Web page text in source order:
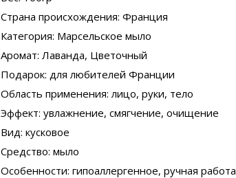
Страна происхождения: Франция
Категория: Марсельское мыло
Аромат: Лаванда, Цветочный
Подарок: для любителей Франции
Область применения: лицо, руки, тело
Эффект: увлажнение, смягчение, очищение
Вид: кусковое
Средство: мыло
Особенности: гипоаллергенное, ручная работа